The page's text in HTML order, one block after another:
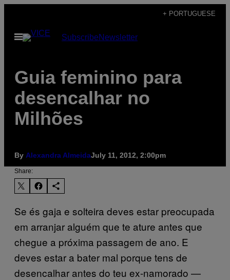
content
+ PORTUGUESE
Open
Menu
SubscribeNewsletter
Guia feminino para
desencalhar no
Milhões
By Alexandra AlmeidaJuly 11, 2012, 2:00pm
Share:
Se és gaja e solteira deves estar preocupada
em arranjar alguém que te ature antes que
chegue a próxima passagem de ano. E
deves estar a bater mal porque tens de
desencalhar antes do teu ex-namorado —